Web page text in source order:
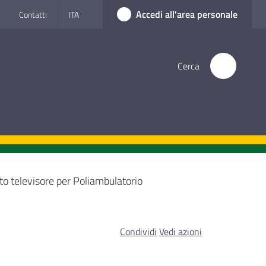
Contatti ITA Accedi all'area personale
Cerca
televisore per Poliambulatorio
Condividi Vedi azioni